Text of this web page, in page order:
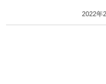
2022年